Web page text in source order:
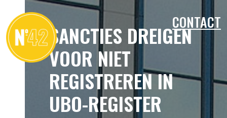
CONTACT
SANCTIES DREIGEN
VOOR NIET
REGISTREREN IN
UBO-REGISTER